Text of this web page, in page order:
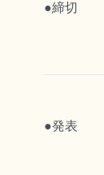
●締切
●発表